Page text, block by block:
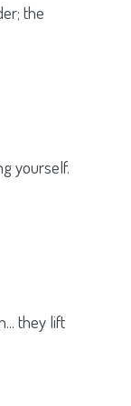
the
yourself.
they lift